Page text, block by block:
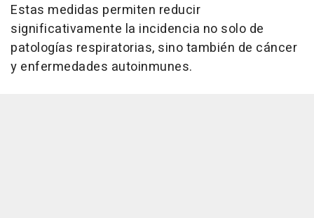
Estas medidas permiten reducir
significativamente la incidencia no solo de
patologías respiratorias, sino también de cáncer
y enfermedades autoinmunes.